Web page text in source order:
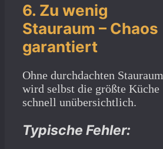
6. Zu wenig
Stauraum – Chaos
garantiert
Ohne durchdachten Stauraum
wird selbst die größte Küche
schnell unübersichtlich.
Typische Fehler: